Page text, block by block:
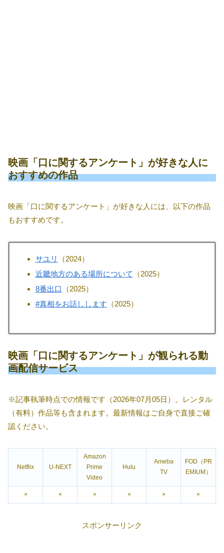
映画「口に関するアンケート」が好きな人に
おすすめの作品
映画「口に関するアンケート」が好きな人には、以下の作品
もおすすめです。
サユリ
（2024）
近畿地方のある場所について （2025）
8番出口 （2025）
#真相をお話しします （2025）
映画「口に関するアンケート」が観られる動
画配信サービス
※記事執筆時点での情報です（2026年07月05日）。レンタル
（有料）作品等も含まれます。最新情報はご自身で直接ご確
認ください。
Netflix U-NEXT
Amazon
Prime
Video
Hulu
Ameba
TV
FOD（PR
EMIUM）
× × × × × ×
スポンサーリンク